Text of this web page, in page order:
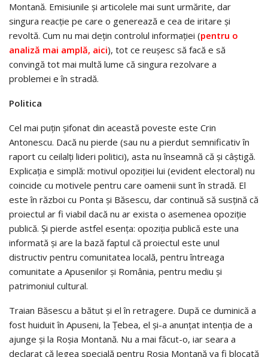
Montană. Emisiunile și articolele mai sunt urmărite, dar
singura reacție pe care o generează e cea de iritare și
revoltă. Cum nu mai dețin controlul informației (pentru o
analiză mai amplă, aici), tot ce reușesc să facă e să
convingă tot mai multă lume că singura rezolvare a
problemei e în stradă.
Politica
Cel mai puțin șifonat din această poveste este Crin
Antonescu. Dacă nu pierde (sau nu a pierdut semnificativ în
raport cu ceilalți lideri politici), asta nu înseamnă că și câștigă.
Explicația e simplă: motivul opoziției lui (evident electoral) nu
coincide cu motivele pentru care oamenii sunt în stradă. El
este în război cu Ponta și Băsescu, dar continuă să susțină că
proiectul ar fi viabil dacă nu ar exista o asemenea opoziție
publică. Și pierde astfel esența: opoziția publică este una
informată și are la bază faptul că proiectul este unul
distructiv pentru comunitatea locală, pentru întreaga
comunitate a Apusenilor și România, pentru mediu și
patrimoniul cultural.
Traian Băsescu a bătut și el în retragere. După ce duminică a
fost huiduit în Apuseni, la Țebea, el și-a anunțat intenția de a
ajunge și la Roșia Montană. Nu a mai făcut-o, iar seara a
declarat că legea specială pentru Roșia Montană va fi blocată